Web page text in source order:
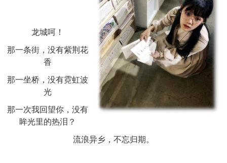
龙城呵！
那一条街，没有紫荆花
香
那一坐桥，没有霓虹波
光
那一次我回望你，没有
眸光里的热泪？
流浪异乡，不忘归期。